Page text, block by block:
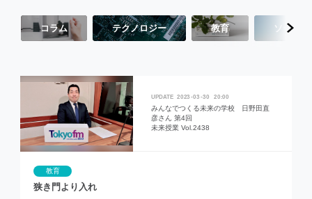
コラム テクノロジー 教育 ソーシャ
2023 03 30 20:00
みんなでつくる未来の学校 日野田直
彦さん 第4回
未来授業 Vol.2438
教育
狭き門より入れ